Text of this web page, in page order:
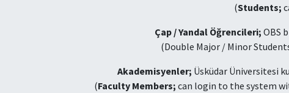
(Students;
Çap / Yandal Öğrencileri; OBS
(Double Major / Minor
Akademisyenler; Üsküdar Üniversitesi
(Faculty Members; can login to the system